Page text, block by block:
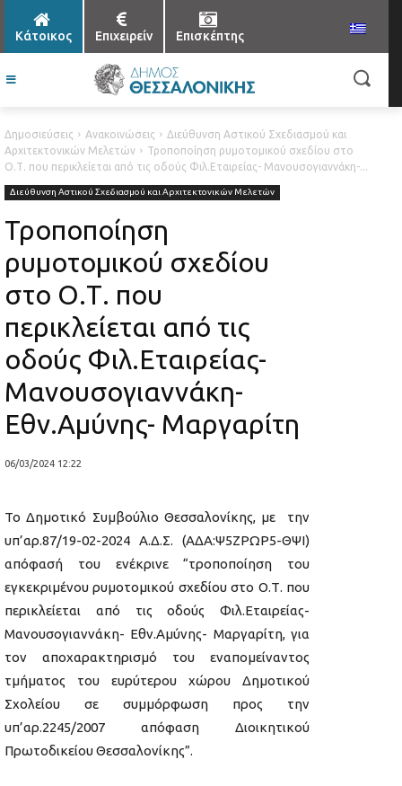
Κάτοικος Επιχειρείν Επισκέπτης
Δημοσιεύσεις Ανακοινώσεις
Διεύθυνση Αστικού Σχεδιασμού και
Αρχιτεκτονικών Μελετών
Τροποποίηση ρυμοτομικού σχεδίου στο
Ο.Τ. που περικλείεται από τις οδούς Φιλ.Εταιρείας- Μανουσογιαννάκη-...
Διεύθυνση Αστικού Σχεδιασμού και Αρχιτεκτονικών Μελετών
Τροποποίηση
ρυμοτομικού σχεδίου
στο Ο.Τ. που
περικλείεται από τις
οδούς Φιλ.Εταιρείας-
Μανουσογιαννάκη-
Εθν.Αμύνης- Μαργαρίτη
06/03/2024 12:22
Το Δημοτικό Συμβούλιο Θεσσαλονίκης, με την
υπ’αρ.87/19-02-2024 Α.Δ.Σ. (ΑΔΑ:Ψ5ΖΡΩΡ5-ΘΨΙ)
απόφασή του ενέκρινε “τροποποίηση του
εγκεκριμένου ρυμοτομικού σχεδίου στο Ο.Τ. που
περικλείεται από τις οδούς Φιλ.Εταιρείας-
Μανουσογιαννάκη- Εθν.Αμύνης- Μαργαρίτη, για
τον αποχαρακτηρισμό του εναπομείναντος
τμήματος του ευρύτερου χώρου Δημοτικού
Σχολείου σε συμμόρφωση προς την
υπ’αρ.2245/2007 απόφαση Διοικητικού
Πρωτοδικείου Θεσσαλονίκης”.